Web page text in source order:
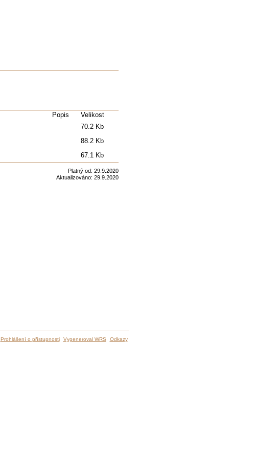
Popis
Velikost
70.2 Kb
88.2 Kb
67.1 Kb
Platný od: 29.9.2020
Aktualizováno: 29.9.2020
Prohlášení o přístupnosti Vygeneroval WRS Odkazy